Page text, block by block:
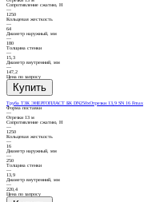
Сопротивление сжатию, Н
—
1250
Кольцевая жесткость
—
64
Диаметр наружный, мм
—
180
Толщина стенки
—
15,3
Диаметр внутренний, мм
—
147,2
Цена по запросу
Труба ТЗК ЭНЕРГОПЛАСТ БК DN250хОтрезки 13,9 SN 16 Fmax
Форма поставки
—
Отрезки 13 м
Сопротивление сжатию, Н
—
1250
Кольцевая жесткость
—
16
Диаметр наружный, мм
—
250
Толщина стенки
—
13,9
Диаметр внутренний, мм
—
220,4
Цена по запросу